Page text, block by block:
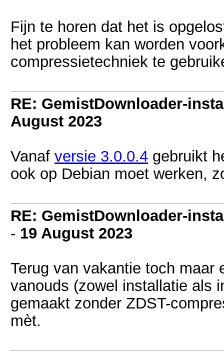
Fijn te horen dat het is
het probleem kan worden
compressietechniek te
RE: GemistDownloader-
August 2023
Vanaf versie 3.0.0.4 gebruikt
ook op Debian moet werken,
RE: GemistDownloader-
- 19 August 2023
Terug van vakantie toch maar
vanouds (zowel installatie als
gemaakt zonder ZDST-
mèt.